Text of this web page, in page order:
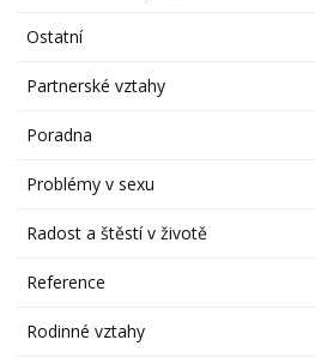
Ostatní
Partnerské vztahy
Poradna
Problémy v sexu
Radost a štěstí v životě
Reference
Rodinné vztahy